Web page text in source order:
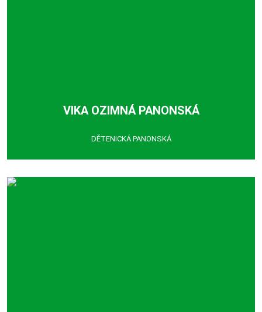
VIKA OZIMNÁ PANONSKÁ
DĚTENICKÁ PANONSKÁ